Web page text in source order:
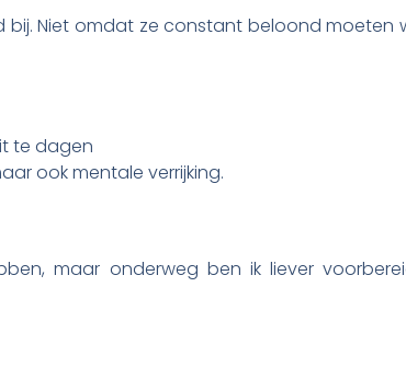
bij. Niet omdat ze constant beloond
te dagen
ook mentale verrijking.
maar onderweg ben ik liever